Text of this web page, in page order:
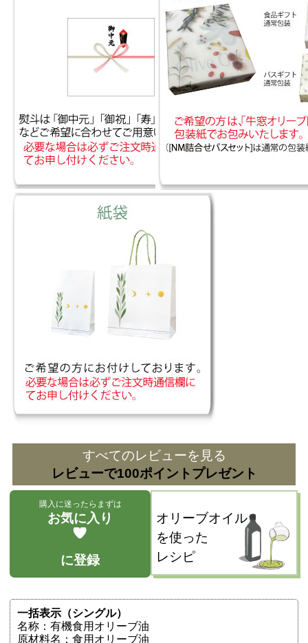
すべてのレビューを見る
レビューで100ポイントプレゼント
購入に迷ったらまずは
お気に入り
に登録
オリーブオイル
を使った
レシピ
一括表示（シングル）
名称：有機食用オリーブ油
原材料名：食用オリーブ油